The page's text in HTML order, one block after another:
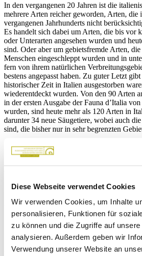
Diese Webseite verwendet Cookies
Wir verwenden Cookies, um Inhalte
personalisieren, Funktionen für
zu können und die Zugriffe auf
analysieren. Außerdem geben wir
Verwendung unserer Website an
In den vergangenen 20 Jahren ist die
mehrere Arten reicher geworden, Arten, die
vergangenen Jahrhunderts nicht
Es handelt sich dabei um Arten, die bis vor
oder Unterarten angesehen wurden und
sind. Oder aber um gebietsfremde Arten,
Menschen eingeschleppt wurden und in
fern von ihrem natürlichen
bestens angepasst haben. Zu guter Letzt
historischer Zeit in Italien ausgestorben
wiederentdeckt wurden. Von den 90 Arten
in der ersten Ausgabe der Fauna d’Italia
wurden, sind heute mehr als 120 Arten in
darunter 34 neue Säugetiere, wobei auch
sind, die bisher nur in sehr begrenzten
nuove acquisizioni“. Im Anschluss stellt der
“Mammiferi terrestri d’Italia” vor, das er
veröffentlicht hat.
Paolo Paolucci ist Kurator der
Agronomie, Tiere, Lebensmittel, natürliche